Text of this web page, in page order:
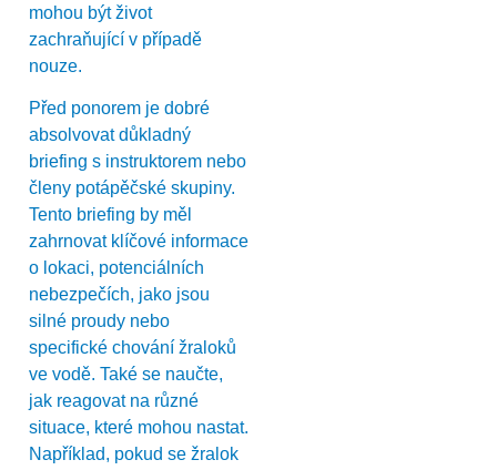
mohou být život
zachraňující v případě
nouze.
Před ponorem je dobré
absolvovat důkladný
briefing s instruktorem nebo
členy potápěčské skupiny.
Tento briefing by měl
zahrnovat klíčové informace
o lokaci, potenciálních
nebezpečích, jako jsou
silné proudy nebo
specifické chování žraloků
ve vodě. Také se naučte,
jak reagovat na různé
situace, které mohou nastat.
Například, pokud se žralok